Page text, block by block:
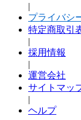
|
プライバシ
特定商取引
|
採用情報
|
運営会社
サイトマッ
|
ヘルプ